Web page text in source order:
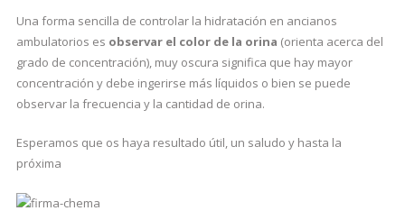
Una forma sencilla de controlar la hidratación en ancianos
ambulatorios es observar el color de la orina (orienta acerca del
grado de concentración), muy oscura significa que hay mayor
concentración y debe ingerirse más líquidos o bien se puede
observar la frecuencia y la cantidad de orina.
Esperamos que os haya resultado útil, un saludo y hasta la
próxima